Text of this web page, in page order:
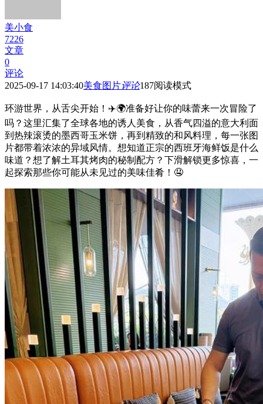
美小食
7226
文章
0
评论
2025-09-17 14:03:40美食图片评论187阅读模式
环游世界，从舌尖开始！✈️🌍准备好让你的味蕾来一次冒险了
吗？这里汇集了全球各地的诱人美食，从香气四溢的意大利面
到热辣滚烫的墨西哥玉米饼，再到精致的和风料理，每一张图
片都带着浓浓的异域风情。想知道正宗的西班牙海鲜饭是什么
味道？想了解土耳其烤肉的秘制配方？下滑解锁更多惊喜，一
起探索那些你可能从未见过的美味佳肴！🤤